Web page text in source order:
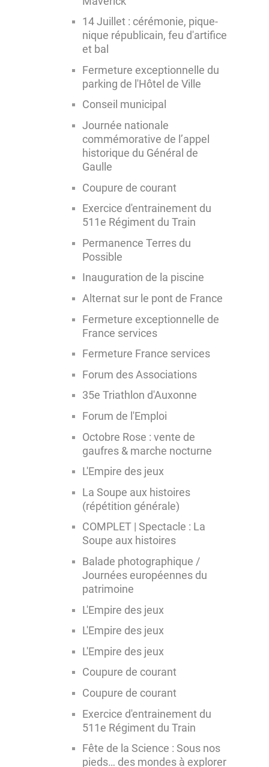
14 Juillet : cérémonie, pique-
nique républicain, feu d'artifice
et bal
Fermeture exceptionnelle du
parking de l'Hôtel de Ville
Conseil municipal
Journée nationale
commémorative de l’appel
historique du Général de
Gaulle
Coupure de courant
Exercice d'entrainement du
511e Régiment du Train
Permanence Terres du
Possible
Inauguration de la piscine
Alternat sur le pont de France
Fermeture exceptionnelle de
France services
Fermeture France services
Forum des Associations
35e Triathlon d'Auxonne
Forum de l'Emploi
Octobre Rose : vente de
gaufres & marche nocturne
L'Empire des jeux
La Soupe aux histoires
(répétition générale)
COMPLET | Spectacle : La
Soupe aux histoires
Balade photographique /
Journées européennes du
patrimoine
L'Empire des jeux
L'Empire des jeux
L'Empire des jeux
Coupure de courant
Coupure de courant
Exercice d'entrainement du
511e Régiment du Train
Fête de la Science : Sous nos
pieds… des mondes à explorer